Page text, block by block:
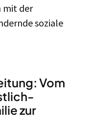
mit der
soziale
Vom
zur